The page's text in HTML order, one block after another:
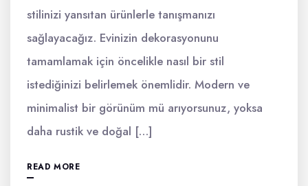
stilinizi yansıtan ürünlerle tanışmanızı
sağlayacağız. Evinizin dekorasyonunu
tamamlamak için öncelikle nasıl bir stil
istediğinizi belirlemek önemlidir. Modern ve
minimalist bir görünüm mü arıyorsunuz, yoksa
daha rustik ve doğal […]
READ MORE